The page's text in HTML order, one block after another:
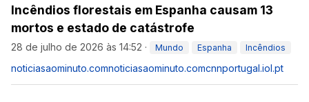
Incêndios florestais em Espanha causam 13
mortos e estado de catástrofe
28 de julho de 2026 às 14:52 · Mundo Espanha Incêndios
noticiasaominuto.comnoticiasaominuto.comcnnportugal.iol.pt